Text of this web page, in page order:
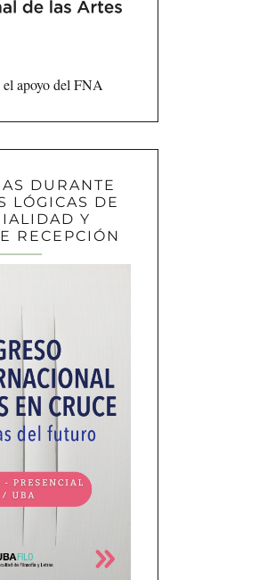
apoyo del FNA
DURANTE
LÓGICAS DE
Y
RECEPCIÓN